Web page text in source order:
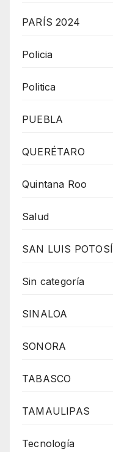
PARÍS 2024
Policia
Politica
PUEBLA
QUERÉTARO
Quintana Roo
Salud
SAN LUIS POTOSÍ
Sin categoría
SINALOA
SONORA
TABASCO
TAMAULIPAS
Tecnología